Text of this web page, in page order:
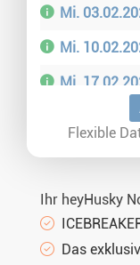
Mi.
Mi.
Mi.
Mi.
Mi.
Mi.
Flexible
Ihr heyHusky
Das